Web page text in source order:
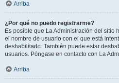
Arriba
¿Por qué no puedo registrarme?
Es posible que La Administración del sitio
el nombre de usuario con el que está
deshabilitado. También puede estar
usuarios. Póngase en contacto con La
Arriba